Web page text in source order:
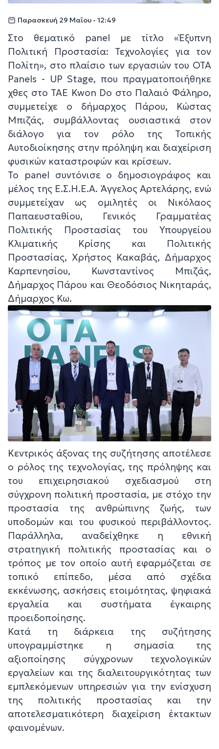
Παρασκευή 29 Μαΐου - 12:49
Στο θεματικό panel με τίτλο «Έξυπνη
Πολιτική Προστασία: Τεχνολογίες για τον
Πολίτη», στο πλαίσιο των εργασιών του ΟΤΑ
Panels - UP Stage, που πραγματοποιήθηκε
χθες στο TAE Kwon Do στο Παλαιό Φάληρο,
συμμετείχε ο δήμαρχος Πάρου, Κώστας
Μπιζάς, συμβάλλοντας ουσιαστικά στον
διάλογο για τον ρόλο της Τοπικής
Αυτοδιοίκησης στην πρόληψη και διαχείριση
φυσικών καταστροφών και κρίσεων.
Το panel συντόνισε ο δημοσιογράφος και
μέλος της Ε.Σ.Η.Ε.Α. Άγγελος Αρτελάρης, ενώ
συμμετείχαν ως ομιλητές οι Νικόλαος
Παπαευσταθίου, Γενικός Γραμματέας
Πολιτικής Προστασίας του Υπουργείου
Κλιματικής Κρίσης και Πολιτικής
Προστασίας, Χρήστος Κακαβάς, Δήμαρχος
Καρπενησίου, Κωνσταντίνος Μπιζάς,
Δήμαρχος Πάρου και Θεοδόσιος Νικηταράς,
Δήμαρχος Κω.
Κεντρικός άξονας της συζήτησης αποτέλεσε
ο ρόλος της τεχνολογίας, της πρόληψης και
του επιχειρησιακού σχεδιασμού στη
σύγχρονη πολιτική προστασία, με στόχο την
προστασία της ανθρώπινης ζωής, των
υποδομών και του φυσικού περιβάλλοντος.
Παράλληλα, αναδείχθηκε η εθνική
στρατηγική πολιτικής προστασίας και ο
τρόπος με τον οποίο αυτή εφαρμόζεται σε
τοπικό επίπεδο, μέσα από σχέδια
εκκένωσης, ασκήσεις ετοιμότητας, ψηφιακά
εργαλεία και συστήματα έγκαιρης
προειδοποίησης.
Κατά τη διάρκεια της συζήτησης
υπογραμμίστηκε η σημασία της
αξιοποίησης σύγχρονων τεχνολογικών
εργαλείων και της διαλειτουργικότητας των
εμπλεκόμενων υπηρεσιών για την ενίσχυση
της πολιτικής προστασίας και την
αποτελεσματικότερη διαχείριση έκτακτων
φαινομένων.